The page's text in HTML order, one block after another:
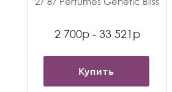
2 700р - 33 521р
Купить